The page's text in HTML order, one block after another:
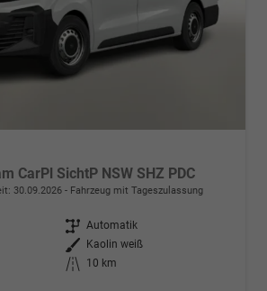
CarPl SichtP NSW SHZ PDC
30.09.2026 Fahrzeug mit Tageszulassung
Getriebe Automatik
Außenfarbe
Kaolin weiß
Kilometerstand
10 km